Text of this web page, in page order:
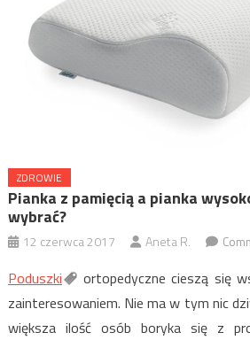
ZDROWIE
Pianka z pamięcią a pianka
wybrać?
12 czerwca 2017 Aneta R.
Poduszki
ortopedyczne cieszą się
zainteresowaniem. Nie ma w tym nic
większa ilość osób boryka się z